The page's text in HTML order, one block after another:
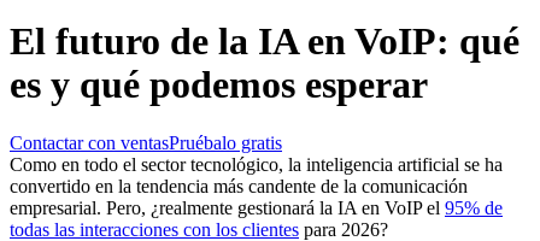
El futuro de la IA en VoIP: qué
es y qué podemos esperar
Contactar con ventasPruébalo gratis
Como en todo el sector tecnológico, la inteligencia artificial se ha
convertido en la tendencia más candente de la comunicación
empresarial. Pero, ¿realmente gestionará la IA en VoIP el 95% de
todas las interacciones con los clientes para 2026?